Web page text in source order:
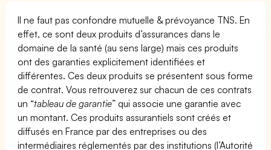
Il ne faut pas confondre mutuelle & prévoyance TNS. En
effet, ce sont deux produits d’assurances dans le
domaine de la santé (au sens large) mais ces produits
ont des garanties explicitement identifiées et
différentes. Ces deux produits se présentent sous forme
de contrat. Vous retrouverez sur chacun de ces contrats
un “tableau de garantie” qui associe une garantie avec
un montant. Ces produits assurantiels sont créés et
diffusés en France par des entreprises ou des
intermédiaires réglementés par des institutions (l’Autorité